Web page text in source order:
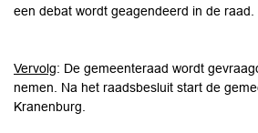
een debat wordt geagendeerd in de raad.
Vervolg: De gemeenteraad wordt
nemen. Na het raadsbesluit start de
Kranenburg.